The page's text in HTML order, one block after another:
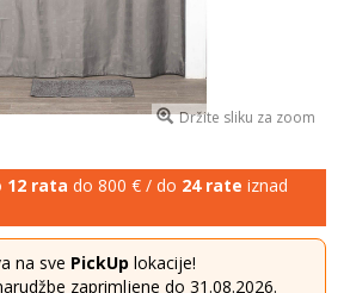
Držite sliku za zoom
12 rata do 800 € / do 24 rate iznad
na sve PickUp lokacije!
zaprimljene do 31.08.2026.